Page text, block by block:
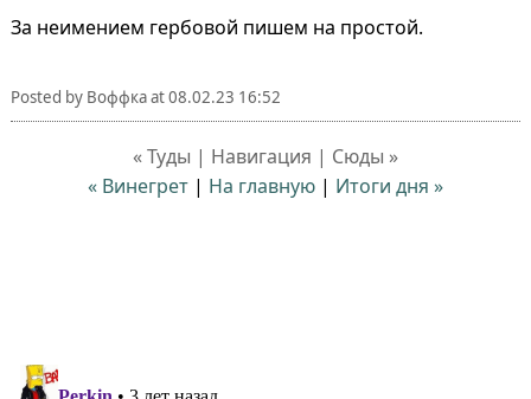
За неимением гербовой пишем на простой.
Posted by Воффкаat08.02.23 16:52
« Туды | Навигация | Сюды »
« Винегрет | На главную | Итоги дня »